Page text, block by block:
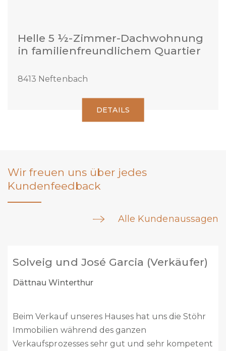
Helle 5 ½-Zimmer-Dachwohnung
in familienfreundlichem Quartier
8413 Neftenbach
DETAILS
Wir freuen uns über jedes
Kundenfeedback
Alle Kundenaussagen
Marc Welti (Verkäufer)
Buch am Irchel / neu Steinmaur
Liebes Stöhr Team
Vor 2 Monaten habt ihr unser Haus verkauft. Es